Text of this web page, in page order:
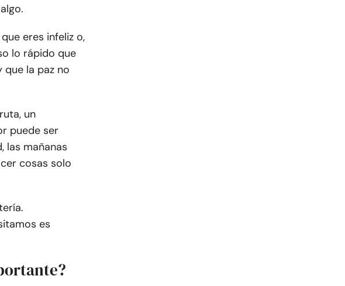
eres infeliz o,
lo rápido que
que la paz no
un
puede ser
las mañanas
cosas solo
es